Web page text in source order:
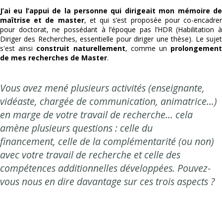
J’ai eu l’appui de la personne qui dirigeait mon mémoire de
maîtrise et de master, et qui s’est proposée pour co-encadrer
pour doctorat, ne possédant à l’époque pas l’HDR (Habilitation à
Diriger des Recherches, essentielle pour diriger une thèse). Le sujet
s'est ainsi construit naturellement, comme un prolongement
de mes recherches de Master.
Vous avez mené plusieurs activités (enseignante,
vidéaste, chargée de communication, animatrice…)
en marge de votre travail de recherche… cela
amène plusieurs questions : celle du
financement, celle de la complémentarité (ou non)
avec votre travail de recherche etcelle des
compétences additionnelles développées. Pouvez-
vous nous en dire davantage sur ces trois aspects ?